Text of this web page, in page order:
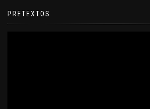
PRETEXTOS